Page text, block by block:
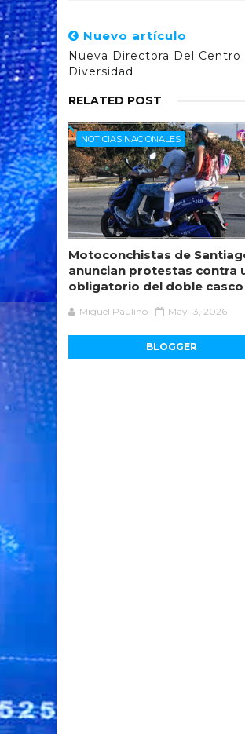
Nuevo artículo
Nueva Directora Del
Diversidad
RELATED POST
NOTICIAS NACIONALES
Motoconchistas de
anuncian protestas contra
obligatorio del doble casco
Miguel Paulino May 13, 2026
BLOGGER